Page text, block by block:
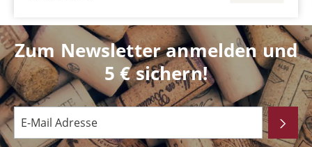
Zum Newsletter anmelden und
5 € sichern!